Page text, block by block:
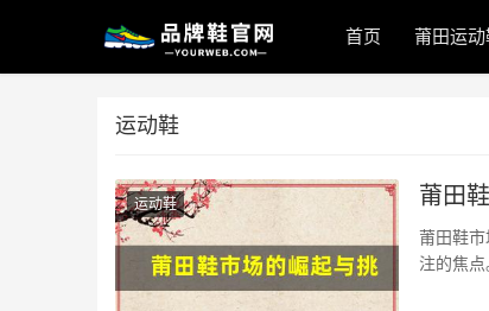
首页 莆田运
运动鞋
运动鞋 莆田
莆田鞋
注的焦点